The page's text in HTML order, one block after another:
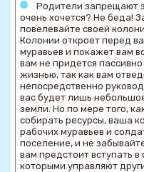
Родители запрещают
очень хочется? Не беда!
повелевайте своей
Колонии откроет перед
муравьев и покажет вам
вам не придется
жизнью, так как вам
непосредственно
вас будет лишь
земли. Но по мере того,
собирать ресурсы, ваша
рабочих муравьев и
поселение, и не
вам предстоит вступать
которыми управляют